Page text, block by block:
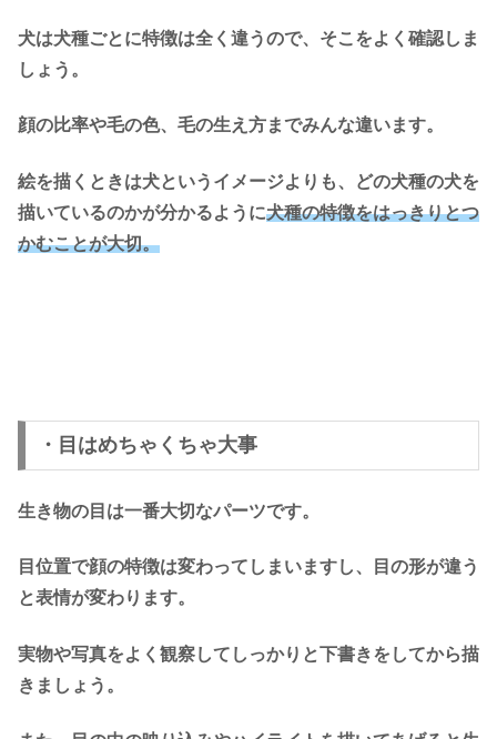
犬は犬種ごとに特徴は全く違うので、そこをよく確認しま
しょう。
顔の比率や毛の色、毛の生え方までみんな違います。
絵を描くときは犬というイメージよりも、どの犬種の犬を
描いているのかが分かるように犬種の特徴をはっきりとつ
かむことが大切。
・目はめちゃくちゃ大事
生き物の目は一番大切なパーツです。
目位置で顔の特徴は変わってしまいますし、目の形が違う
と表情が変わります。
実物や写真をよく観察してしっかりと下書きをしてから描
きましょう。